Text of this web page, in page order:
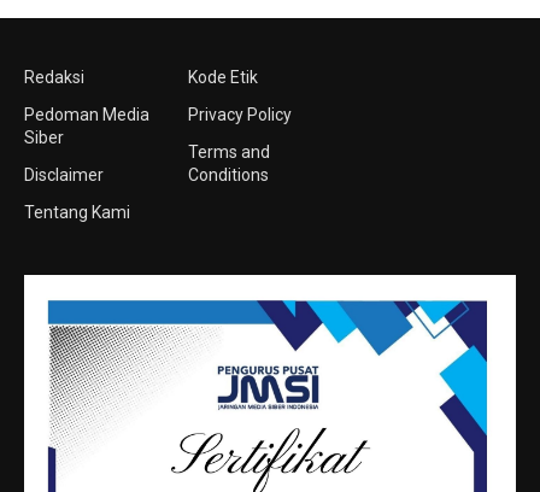
Redaksi
Pedoman Media
Siber
Disclaimer
Tentang Kami
Kode Etik
Privacy Policy
Terms and
Conditions